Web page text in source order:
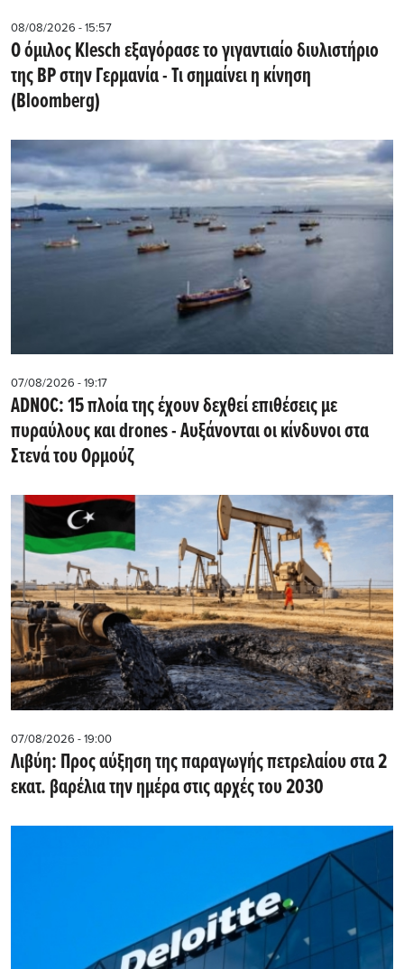
08/08/2026 - 15:57
Ο όμιλος Klesch εξαγόρασε το γιγαντιαίο διυλιστήριο
της BP στην Γερμανία - Τι σημαίνει η κίνηση
(Βloomberg)
07/08/2026 - 19:17
ADNOC: 15 πλοία της έχουν δεχθεί επιθέσεις με
πυραύλους και drones - Aυξάνονται οι κίνδυνοι στα
Στενά του Ορμούζ
07/08/2026 - 19:00
Λιβύη: Προς αύξηση της παραγωγής πετρελαίου στα 2
εκατ. βαρέλια την ημέρα στις αρχές του 2030